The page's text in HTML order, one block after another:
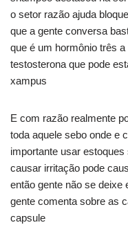
o setor razão ajuda
que a gente conversa
que é um hormônio três
testosterona que pode
xampus
E com razão realmente
toda aquele sebo onde e
importante usar
causar irritação pode
então gente não se deixe
gente comenta sobre as
capsule